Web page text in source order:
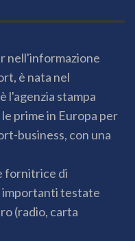
nell'informazione
è nata nel
l'agenzia stampa
prime in Europa per
business, con una
fornitrice di
importanti testate
(radio, carta